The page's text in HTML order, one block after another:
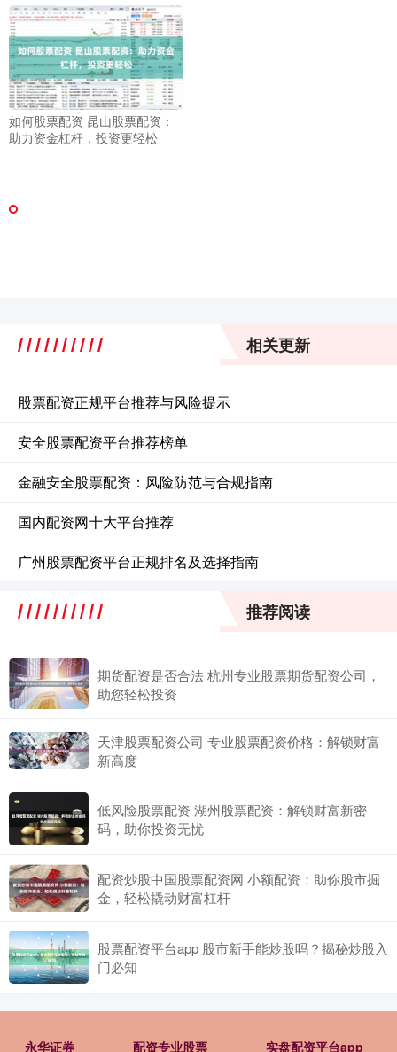
如何股票配资 昆山股票配资：
助力资金杠杆，投资更轻松
相关更新
股票配资正规平台推荐与风险提示
安全股票配资平台推荐榜单
金融安全股票配资：风险防范与合规指南
国内配资网十大平台推荐
广州股票配资平台正规排名及选择指南
推荐阅读
期货配资是否合法 杭州专业股票期货配资公司，
助您轻松投资
天津股票配资公司 专业股票配资价格：解锁财富
新高度
低风险股票配资 湖州股票配资：解锁财富新密
码，助你投资无忧
配资炒股中国股票配资网 小额配资：助你股市掘
金，轻松撬动财富杠杆
股票配资平台app 股市新手能炒股吗？揭秘炒股入
门必知
永华证券 配资专业股票 实盘配资平台app